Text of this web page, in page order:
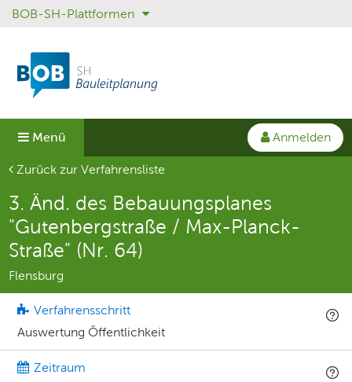
Sprungmenü
Direkt
Hauptnavigation
springen
Direkt
Inhalt
springen
BOB-SH-Plattformen
Menü
Anmelden
Aktuelle Seite
Zurück zur Verfahrensliste
3. Änd. des Bebauungsplanes
"Gutenbergstraße / Max-Planck-
Straße" (Nr. 64)
Flensburg
Verfahrensschritt
Auswertung Öffentlichkeit
Zeitraum